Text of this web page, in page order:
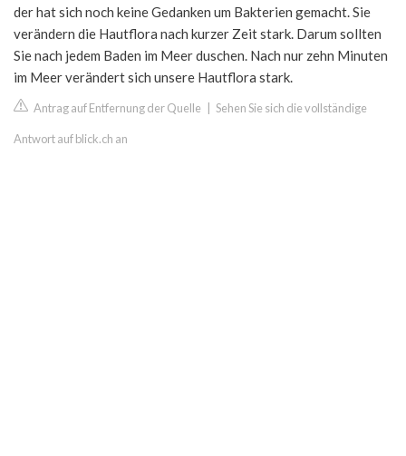
der hat sich noch keine Gedanken um Bakterien gemacht. Sie
verändern die Hautflora nach kurzer Zeit stark. Darum sollten
Sie nach jedem Baden im Meer duschen. Nach nur zehn Minuten
im Meer verändert sich unsere Hautflora stark.
Antrag auf Entfernung der Quelle Sehen Sie sich die vollständige
Antwort auf blick.ch an